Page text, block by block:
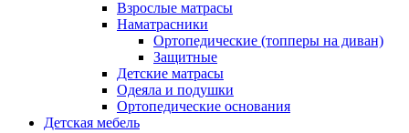
Взрослые матрасы
Наматрасники
Ортопедические (топперы на диван)
Защитные
Детские матрасы
Одеяла и подушки
Ортопедические основания
Детская мебель